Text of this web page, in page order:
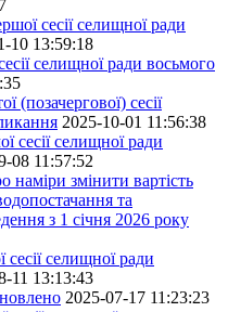
сесії селищної ради
10 13:59:18
селищної ради восьмого
(позачергової) сесії
2025-10-01 11:56:38
сесії селищної ради
08 11:57:52
наміри змінити вартість
та
з 1 січня 2026 року
селищної ради
11 13:13:43
2025-07-17 11:23:23